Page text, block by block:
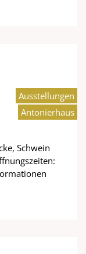
Schwein
Ausstellungen
Antonierhaus